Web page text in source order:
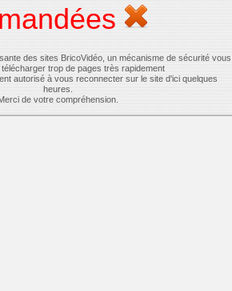
des sites BricoVidéo, un mécanisme de sécurité vous
trop de pages très rapidement
autorisé à vous reconnecter sur le site d'ici quelques
heures.
de votre compréhension.